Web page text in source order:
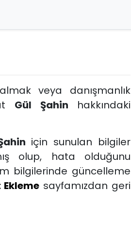
veya danışmanlık
Gül Şahin hakkındaki
için sunulan bilgiler
olup, hata olduğunu
bilgilerinde güncelleme
sayfamızdan geri